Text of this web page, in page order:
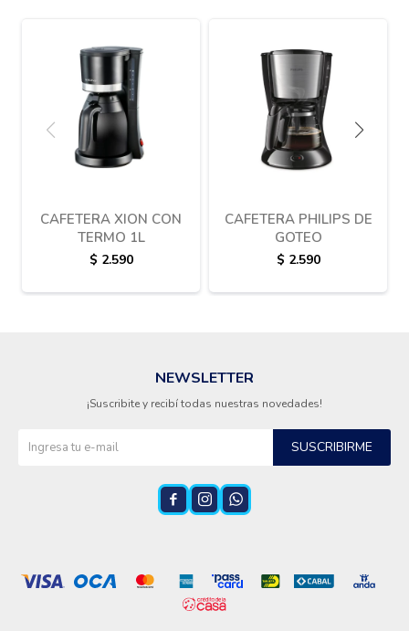
CAFETERA XION CON
TERMO 1L
$ 2.590
CAFETERA PHILIPS DE
GOTEO
$ 2.590
NEWSLETTER
¡Suscribite y recibí todas nuestras novedades!
SUSCRIBIRME
  